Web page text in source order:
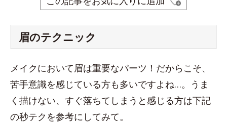
眉のテクニック
メイクにおいて眉は重要なパーツ！だからこそ、
苦手意識を感じている方も多いですよね…。うま
く描けない、すぐ落ちてしまうと感じる方は下記
の秒テクを参考にしてみて。